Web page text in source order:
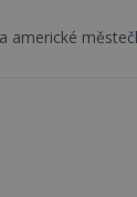
Oakville se z